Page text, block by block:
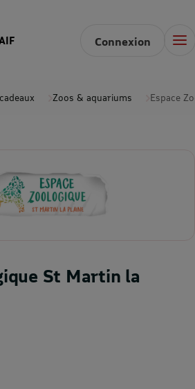
Connexion
Zoos & aquariums Espace
St Martin la